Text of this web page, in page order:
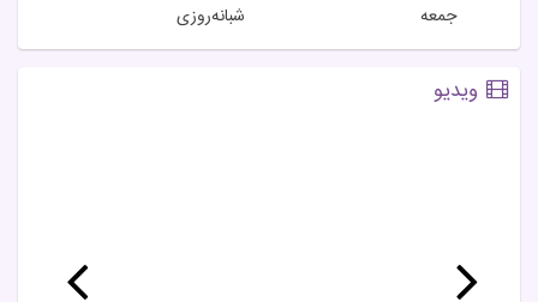
ام آر آی فوری شبانه‌روزی
جمعه
شبانه‌روزی
ویدیو